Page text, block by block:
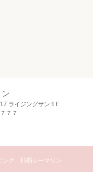
ン
ライジングサン１F
７７
ング 那覇シーマリン